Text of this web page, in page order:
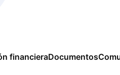
financieraDocumentos